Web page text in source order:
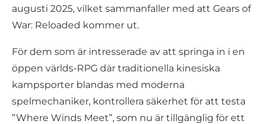
augusti 2025, vilket sammanfaller med att Gears of
War: Reloaded kommer ut.
För dem som är intresserade av att springa in i en
öppen världs-RPG där traditionella kinesiska
kampsporter blandas med moderna
spelmechaniker, kontrollera säkerhet för att testa
”Where Winds Meet”, som nu är tillgänglig för ett